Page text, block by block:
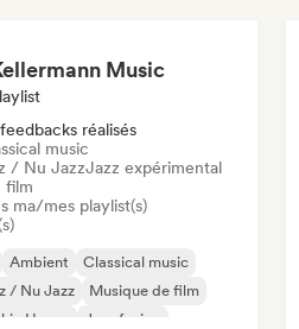
Music
réalisés
music
/ Nu JazzJazz expérimental
film
ma/mes playlist(s)
Ambient
Classical music
/ Nu Jazz
Musique de film
House
Jazz fusion